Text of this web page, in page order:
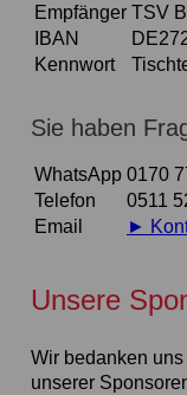
Empfänger TSV
IBAN
Kennwort
Sie haben
WhatsApp 0170
Telefon
0511
Email
►
Unsere
Wir bedanken
unserer